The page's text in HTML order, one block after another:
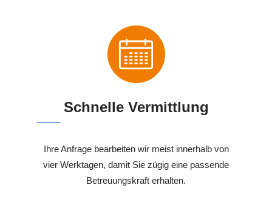
Schnelle Vermittlung
Ihre Anfrage bearbeiten wir meist innerhalb von
vier Werktagen, damit Sie zügig eine passende
Betreuungskraft erhalten.